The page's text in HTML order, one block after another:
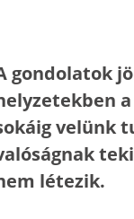
gondolatok
velünk
létezik.